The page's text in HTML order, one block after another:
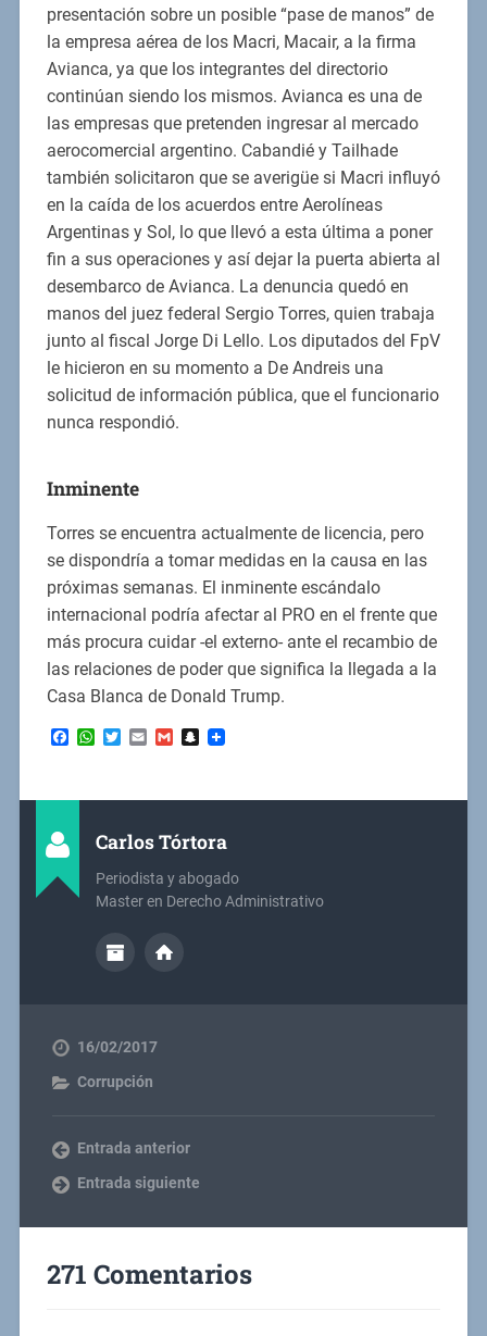
presentación sobre un posible “pase de manos” de
la empresa aérea de los Macri, Macair, a la firma
Avianca, ya que los integrantes del directorio
continúan siendo los mismos. Avianca es una de
las empresas que pretenden ingresar al mercado
aerocomercial argentino. Cabandié y Tailhade
también solicitaron que se averigüe si Macri influyó
en la caída de los acuerdos entre Aerolíneas
Argentinas y Sol, lo que llevó a esta última a poner
fin a sus operaciones y así dejar la puerta abierta al
desembarco de Avianca. La denuncia quedó en
manos del juez federal Sergio Torres, quien trabaja
junto al fiscal Jorge Di Lello. Los diputados del FpV
le hicieron en su momento a De Andreis una
solicitud de información pública, que el funcionario
nunca respondió.
Inminente
Torres se encuentra actualmente de licencia, pero
se dispondría a tomar medidas en la causa en las
próximas semanas. El inminente escándalo
internacional podría afectar al PRO en el frente que
más procura cuidar -el externo- ante el recambio de
las relaciones de poder que significa la llegada a la
Casa Blanca de Donald Trump.
Facebook
WhatsApp
TwitterEmailGmailSnapchat
Carlos Tórtora
Periodista y abogado
Master en Derecho Administrativo
16/02/2017
Corrupción
Entrada anterior
Entrada siguiente
271 Comentarios